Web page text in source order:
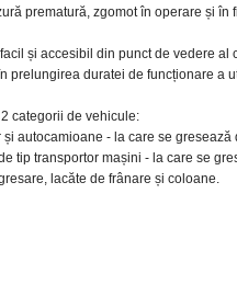
prematură, zgomot în operare și în
și accesibil din punct de vedere al
prelungirea duratei de funcționare a
categorii de vehicule:
și autocamioane - la care se gresează
tip transportor mașini - la care se
lacăte de frânare și coloane.